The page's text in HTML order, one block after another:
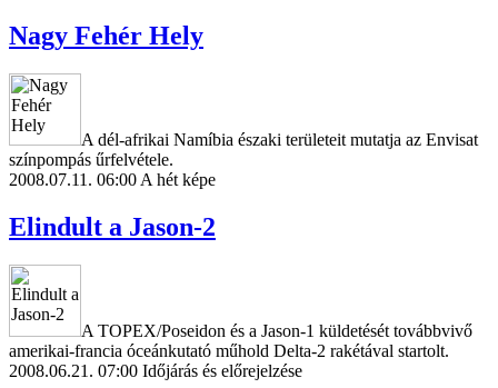
Nagy Fehér Hely
A dél-afrikai Namíbia északi területeit mutatja az Envisat
színpompás űrfelvétele.
2008.07.11. 06:00 A hét képe
Elindult a Jason-2
A TOPEX/Poseidon és a Jason-1 küldetését továbbvivő
amerikai-francia óceánkutató műhold Delta-2 rakétával startolt.
2008.06.21. 07:00 Időjárás és előrejelzése